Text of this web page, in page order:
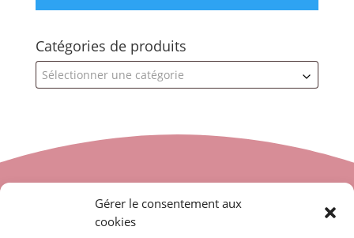
Gérer le consentement aux
cookies
Catégories de produits
Sélectionner une catégorie
Prendre rendez-vous en ligne